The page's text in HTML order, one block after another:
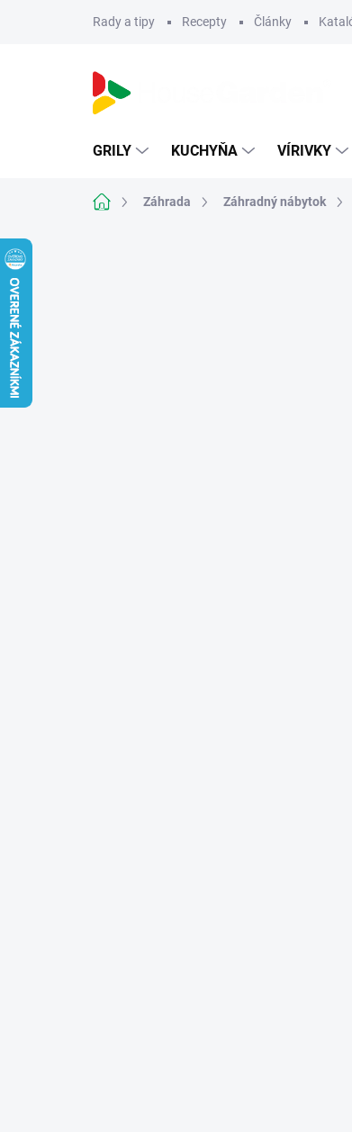
Rady a tipy Recepty Články
GRILY KUCHYŇA VÍRIVKY
DomovZáhrada Záhradný nábytok